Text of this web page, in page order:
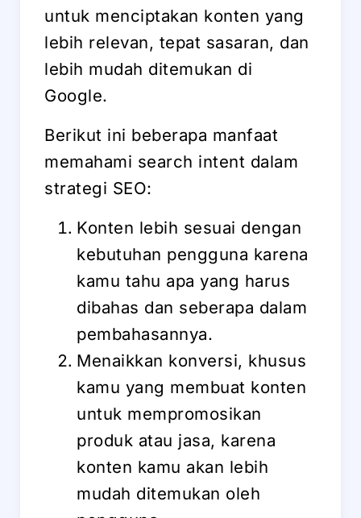
untuk menciptakan konten yang
lebih relevan, tepat sasaran, dan
lebih mudah ditemukan di
Google.
Berikut ini beberapa manfaat
memahami search intent dalam
strategi SEO:
Konten lebih sesuai dengan
kebutuhan pengguna karena
kamu tahu apa yang harus
dibahas dan seberapa dalam
pembahasannya.
Menaikkan konversi, khusus
kamu yang membuat konten
untuk mempromosikan
produk atau jasa, karena
konten kamu akan lebih
mudah ditemukan oleh